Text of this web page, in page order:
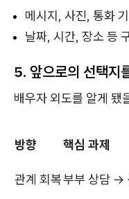
메시지, 사진, 통화
날짜, 시간, 장소 등
5. 앞으로의 선택지
배우자 외도를 알게 됐
방향 핵심 과제
관계 회복부부 상담 →